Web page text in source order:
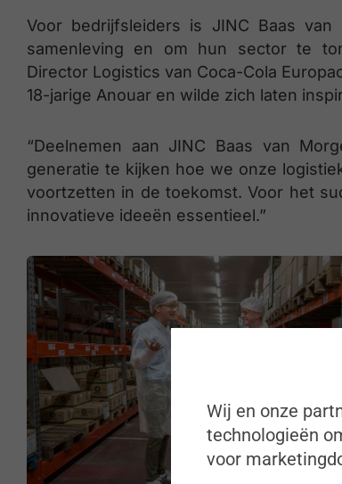
Voor bedrijfsleiders is JINC Baas
samenleving en om hun sector te
Director Logistics van Coca-Cola
18-jarige Anouar en wilde zich laten
“Deelnemen aan JINC Baas van
generatie te kijken hoe we onze
voortzetten in de toekomst. Voor het
innovatieve ideeën essentieel.”
Wij en onze
technologieën
voor